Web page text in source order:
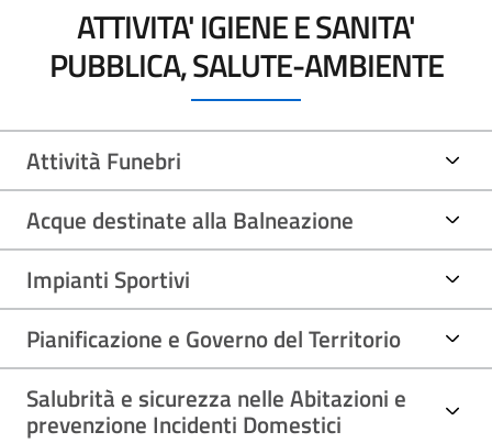
ATTIVITA' IGIENE E SANITA'
PUBBLICA, SALUTE-AMBIENTE
Attività Funebri
Acque destinate alla Balneazione
Impianti Sportivi
Pianificazione e Governo del Territorio
Salubrità e sicurezza nelle Abitazioni e
prevenzione Incidenti Domestici